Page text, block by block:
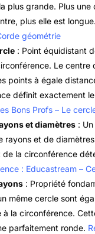
plus grande. Plus une
plus elle est longue.
géométrie
: Point équidistant
Le centre
points à égale
définit exactement
Bons Profs – Le
et diamètres :
rayons et de
de la circonférence
: Educastream –
: Propriété
même cercle sont
à la circonférence.
parfaitement ronde.